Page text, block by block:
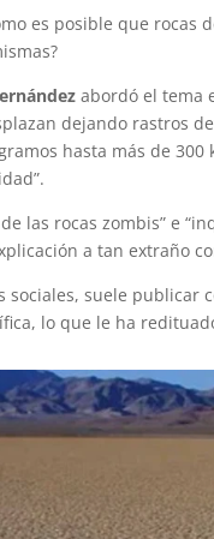
es posible que rocas
abordó el tema
dejando rastros
hasta más de
las rocas zombis” e
a tan extraño
sociales, suele
lo que le ha